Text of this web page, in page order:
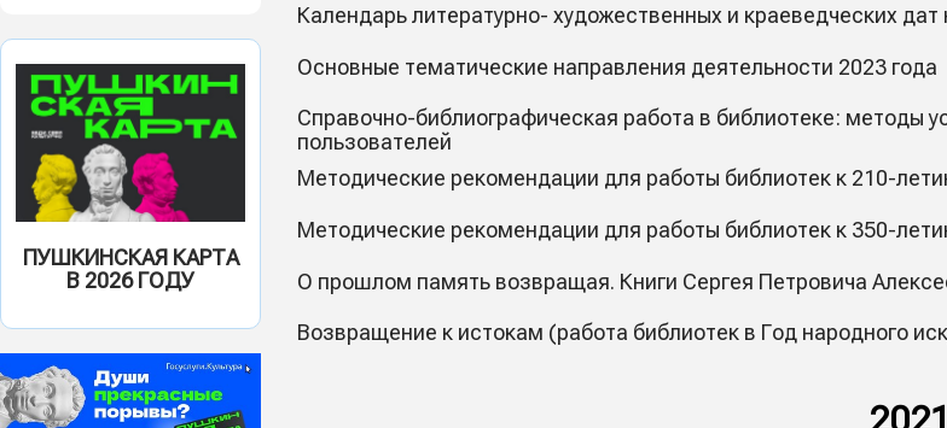
ПУШКИНСКАЯ КАРТА
В 2026 ГОДУ
Календарь литературно- художественных и краеведческих дат
Основные тематические направления деятельности 2023 года
Справочно-библиографическая работа в библиотеке: методы
пользователей
Методические рекомендации для работы библиотек к 210-
Методические рекомендации для работы библиотек к 350-
О прошлом память возвращая. Книги Сергея Петровича
Возвращение к истокам (работа библиотек в Год народного